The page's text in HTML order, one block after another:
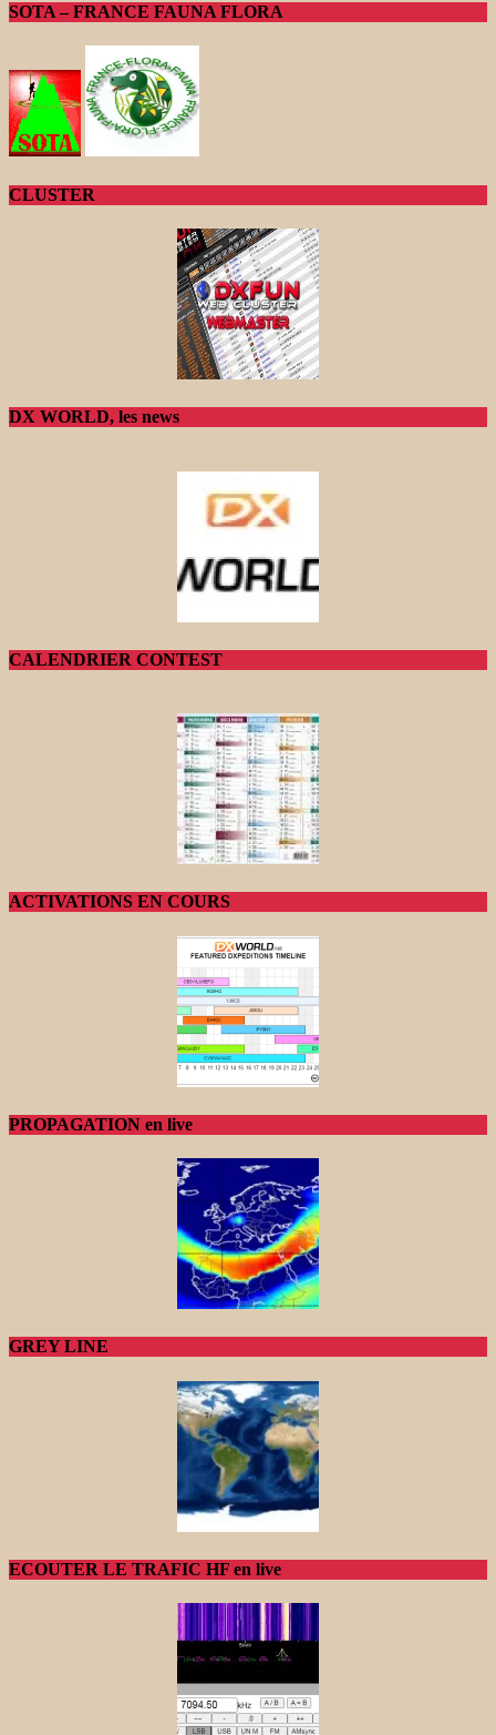
SOTA – FRANCE FAUNA FLORA
CLUSTER
DX WORLD, les news
CALENDRIER CONTEST
ACTIVATIONS EN COURS
PROPAGATION en live
GREY LINE
ECOUTER LE TRAFIC HF en live